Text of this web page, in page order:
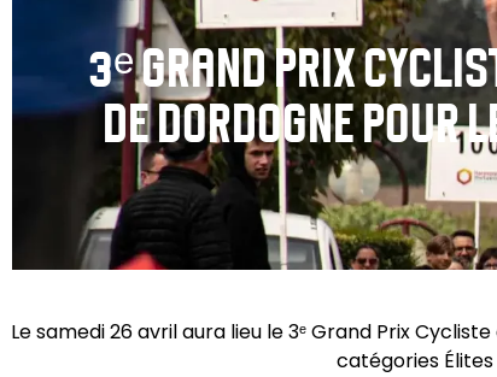
3ᵉ GRAND PRIX
DE DORDOGNE POUR
Le samedi 26 avril aura lieu le 3ᵉ Grand Prix
catégories Élites